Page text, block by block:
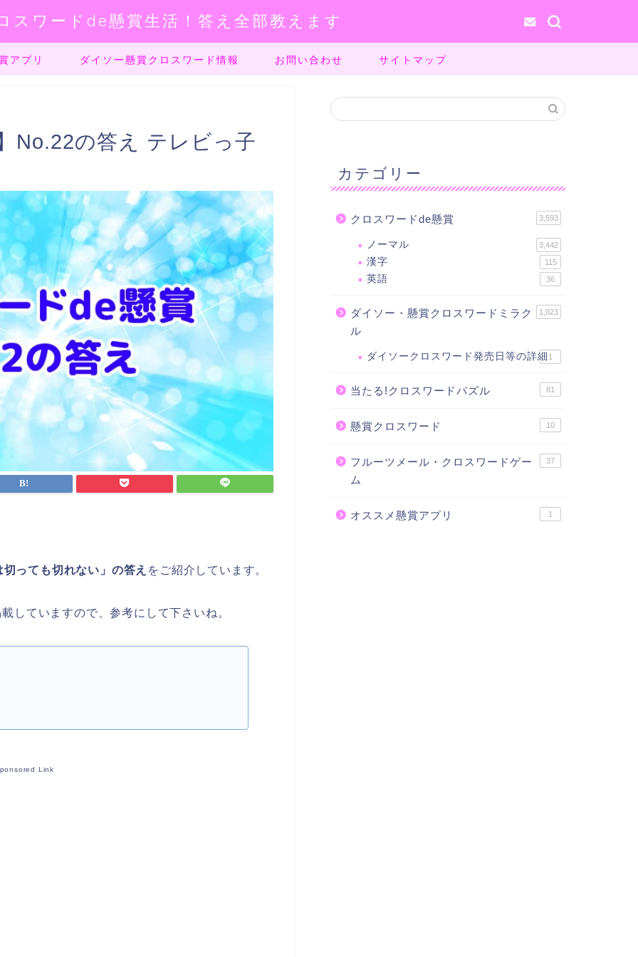
スワードde懸賞生活！答え全部教えます
アプリ ダイソー懸賞クロスワード情報 お問い合わせ サイトマップ
No.22の答え テレビっ子
っても切れない」の答え をご紹介しています。
していますので、参考にして下さいね。
Link
カテゴリー
クロスワードde懸賞 3,593
ノーマル 3,442
漢字 115
英語 36
ダイソー・懸賞クロスワードミラク
ル
1,023
ダイソークロスワード発売日等の詳細 1
当たる!クロスワードパズル 81
懸賞クロスワード 10
フルーツメール・クロスワードゲー
ム
37
オススメ懸賞アプリ 1